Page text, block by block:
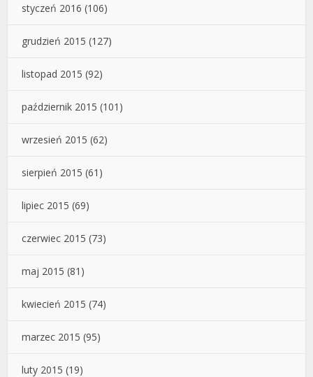
styczeń 2016 (106)
grudzień 2015 (127)
listopad 2015 (92)
październik 2015 (101)
wrzesień 2015 (62)
sierpień 2015 (61)
lipiec 2015 (69)
czerwiec 2015 (73)
maj 2015 (81)
kwiecień 2015 (74)
marzec 2015 (95)
luty 2015 (19)